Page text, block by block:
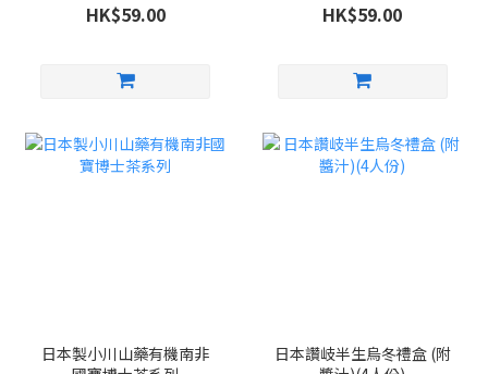
HK$59.00 HK$59.00
日本製小川山藥有機南非
日本讚岐半生烏冬禮盒 (附